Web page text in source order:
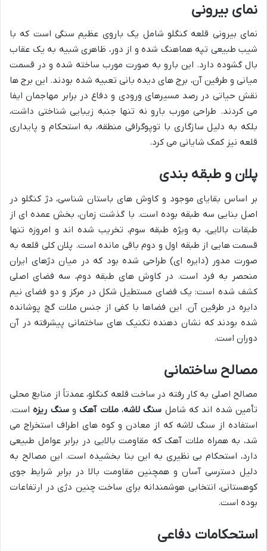
نمای بیرونی
نمای بیرونی قلعه کنگلو شامل یک باروی عظیم سنگی است که با
شیب طبیعی تپه هماهنگ شده و از دور، ظاهری شبیه به یک عقاب
بال گشوده دارد. این بارو به صورت مورب ساخته شده و در قسمت
میانی و طرفین آن، برج های دیده بانی تعبیه شده بودند. این برج ها
نقش حیاتی در رصد مسیرهای ورودی و دفاع در برابر مهاجمان ایفا
می کردند. طراحی مورب بارو نه تنها جنبه زیبایی شناختی داشت،
بلکه به دلیل سازگاری با توپوگرافی منطقه، به استحکام و پایداری
قلعه نیز کمک شایانی می کرد.
پلان و طبقه بندی
بر اساس بقایای موجود و کاوش های باستان شناسی، دژ کنگلو در
اصل بنایی سه طبقه بوده است. با گذشت زمان، بخش عمده ای از
طبقات بالایی، به ویژه طبقه سوم، تخریب شده اند و امروزه تنها
قسمت هایی از طبقه اول و دوم باقی مانده است. پلان کلی قلعه به
صورت مدور (دایره ای) طراحی شده بود که در میان دژهای ایران
منحصر به فرد است. در کاوش های طبقه دوم، سه فضای اصلی
کشف شده است: یک فضای مستطیل شکل در مرکز و دو فضای نیم
دایره در طرفین آن. این فضاها با کفی از جنس ملات گچ پوشانده
شده بودند که نشان دهنده تکنیک های ساختمانی پیشرفته در آن
دوران است.
مصالح ساختمانی
مصالح اصلی به کار رفته در ساخت قلعه کنگلو، عمدتاً از منابع محلی
تأمین شده اند که شامل سنگ لاشه،ملات آهک وسنگ ریزهاست.
استفاده از سنگ لاشه که از معادن و کوه های اطراف استخراج می
شد، به همراه ملات آهک که مقاومت بالایی در برابر عوامل طبیعی
دارد، استحکام بی نظیری به این بنا بخشیده است. این مصالح به
دلیل دسترسی آسان و همچنین مقاومت بالا در برابر شرایط جوی
کوهستانی، انتخابی هوشمندانه برای ساخت چنین دژی در ارتفاعات
بوده است.
استحکامات دفاعی